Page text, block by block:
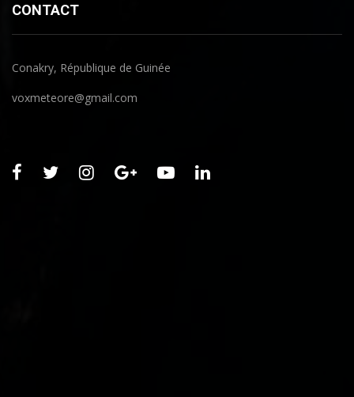
CONTACT
Conakry, République de Guinée
voxmeteore@gmail.com